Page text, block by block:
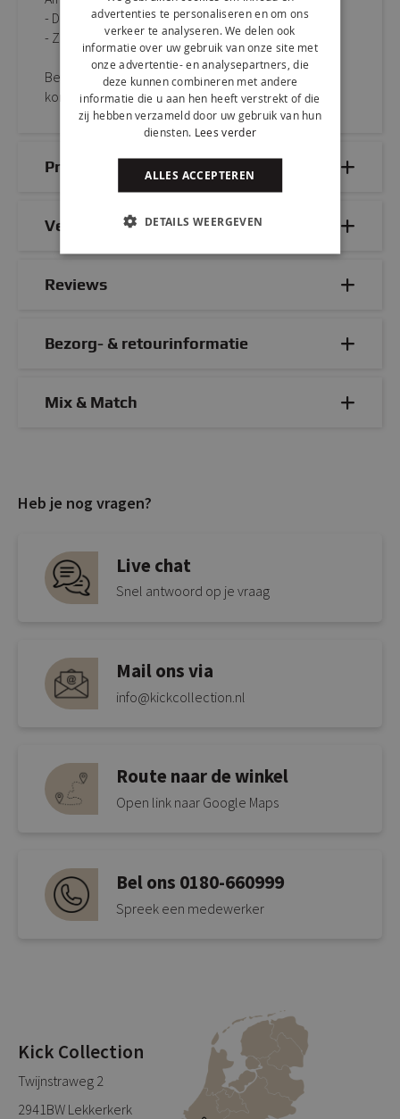
- D 53 cm x B 48 cm x H 85 cm
- Zithoogte: 48 cm
Bestel KICK kuipstoel VELVET eenvoudig online of
kom proefzitten in onze sfeervolle showroom.
Productdetails
Veelgestelde vragen
Reviews
Bezorg- & retourinformatie
Mix & Match
Heb je nog vragen?
Live chat
Snel antwoord op je vraag
Mail ons via
info@kickcollection.nl
Route naar de winkel
Open link naar Google Maps
Bel ons 0180-660999
Spreek een medewerker
Kick Collection
Twijnstraweg 2
2941BW Lekkerkerk
advertenties te personaliseren en om ons
verkeer te analyseren. We delen ook
informatie over uw gebruik van onze site met
onze advertentie- en analysepartners, die
deze kunnen combineren met andere
informatie die u aan hen heeft verstrekt of die
zij hebben verzameld door uw gebruik van hun
diensten. Lees verder
ALLES ACCEPTEREN
DETAILS WEERGEVEN